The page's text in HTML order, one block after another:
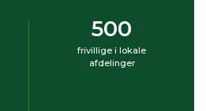
500
frivillige i lokale
afdelinger